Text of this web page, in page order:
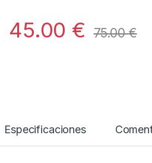
45.00 € 75.00€
Especificaciones